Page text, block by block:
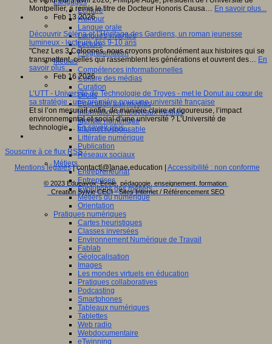
Langages
Ecriture
Humour
Langue orale
Langues vivantes
Lecture
Programmation
Médias
Compétences informationnelles
Culture des médias
Curation
Droits
Education aux médias
Information et nouveaux médias
Identité numérique
Internet responsable
Littératie numérique
Publication
Réseaux sociaux
Métiers
Entrepreneuriat
Entreprises
Evolutions des métiers
Métiers du numérique
Orientation
Pratiques numériques
Cartes heuristiques
Classes inversées
Environnement Numérique de Travail
Fablab
Géolocalisation
Images
Les mondes virtuels en éducation
Pratiques collaboratives
Podcasting
Smartphones
Tableaux numériques
Tablettes
Web radio
Webdocumentaire
eTwinning
Montpellier, a remis le titre de Docteur Honoris Causa… En savoir plus...
Feb 13 2026
Découvrir Séléna et l’Héritage des Gardiens, un roman jeunesse
lumineux - lecteurs dès 9-10 ans
"Chez Les 3 Colonnes, nous croyons profondément aux histoires qui se
transmettent, celles qui rassemblent les générations et ouvrent des… En
savoir plus...
Feb 16 2026
L’UTT - Université de Technologie de Troyes - met le Donut au cœur de
sa stratégie : une première pour une université française
Et si l’on mesurait enfin, de manière claire et rigoureuse, l’impact
environnemental et social d’une université ? L’Université de
technologie… En savoir plus...
Souscrire à ce flux RSS
Mentions légales| contact[@]anae.education | Accessibilité : non conforme
© 2023 Educavox, Ecole, pédagogie, enseignement, formation
Creation Sylvie CECI - Sites Internet / Référencement SEO